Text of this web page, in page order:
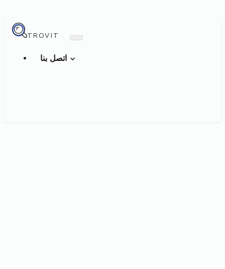
TROVIT